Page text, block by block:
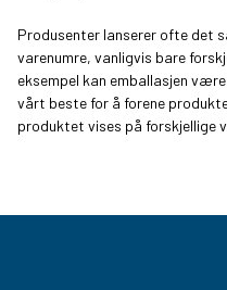
Produsenter lanserer ofte det
varenumre, vanligvis bare
eksempel kan emballasjen
vårt beste for å forene
produktet vises på forskjellige